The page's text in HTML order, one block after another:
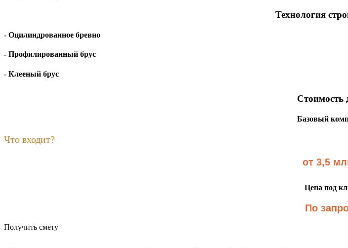
Технология
- Оцилиндрованное бревно
- Профилированный брус
- Клееный брус
Стоимость
Базовый
Что входит?
от 3,5
Цена под
По
Получить смету